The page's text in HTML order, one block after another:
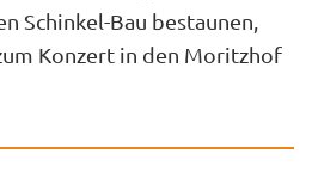
Schinkel-Bau bestaunen,
Konzert in den Moritzhof